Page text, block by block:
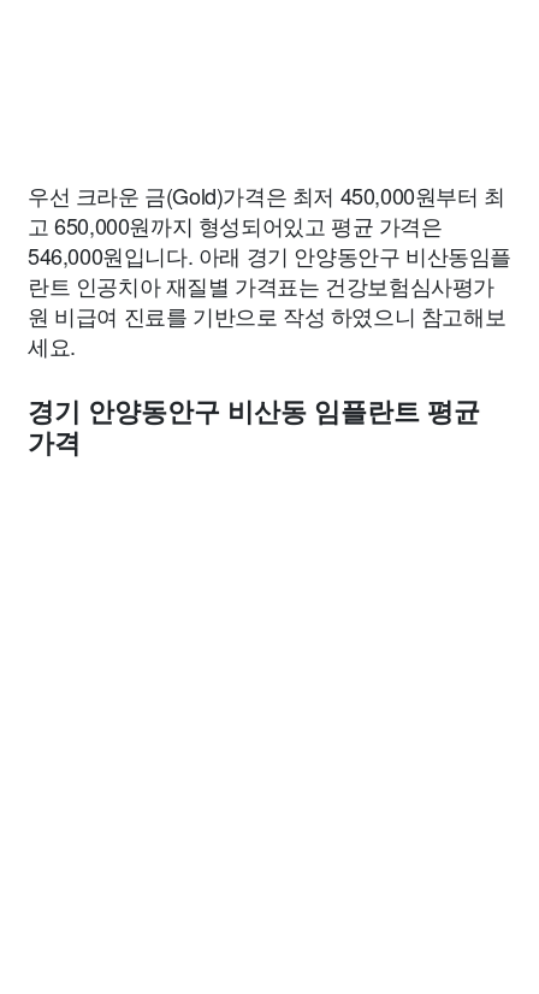
우선 크라운 금(Gold)가격은 최저 450,000원부터 최
고 650,000원까지 형성되어있고 평균 가격은
546,000원입니다. 아래 경기 안양동안구 비산동임플
란트 인공치아 재질별 가격표는 건강보험심사평가
원 비급여 진료를 기반으로 작성 하였으니 참고해보
세요.
경기 안양동안구 비산동 임플란트 평균
가격